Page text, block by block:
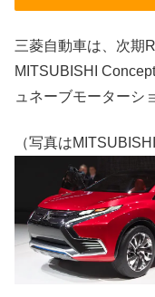
三菱自動車は、次期
MITSUBISHI
ュネーブモーターシ
（写真は